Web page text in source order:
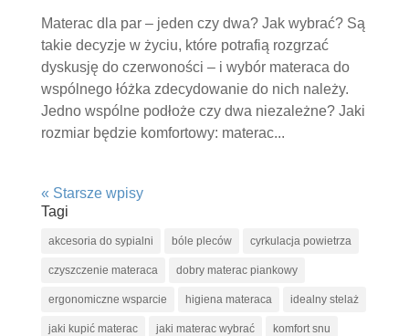
Materac dla par – jeden czy dwa? Jak wybrać? Są
takie decyzje w życiu, które potrafią rozgrzać
dyskusję do czerwoności – i wybór materaca do
wspólnego łóżka zdecydowanie do nich należy.
Jedno wspólne podłoże czy dwa niezależne? Jaki
rozmiar będzie komfortowy: materac...
« Starsze wpisy
Tagi
akcesoria do sypialni bóle pleców cyrkulacja powietrza
czyszczenie materaca dobry materac piankowy
ergonomiczne wsparcie higiena materaca idealny stelaż
jaki kupić materac jaki materac wybrać komfort snu